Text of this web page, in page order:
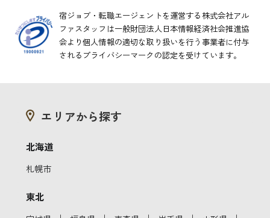
宿ジョブ・転職エージェントを運営する株式会社アル
ファスタッフは一般財団法人日本情報経済社会推進協
会より個人情報の適切な取り扱いを行う事業者に付与
されるプライバシーマークの認定を受けています。
エリアから探す
北海道
札幌市
東北